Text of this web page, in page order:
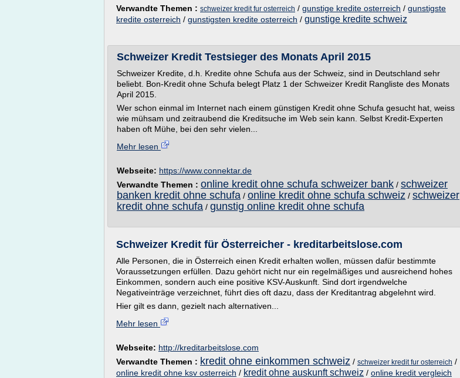
Verwandte Themen : schweizer kredit fur osterreich / gunstige kredite osterreich / gunstigste
kredite osterreich / gunstigsten kredite osterreich / gunstige kredite schweiz
Schweizer Kredit Testsieger des Monats April 2015
Schweizer Kredite, d.h. Kredite ohne Schufa aus der Schweiz, sind in Deutschland sehr
beliebt. Bon-Kredit ohne Schufa belegt Platz 1 der Schweizer Kredit Rangliste des Monats
April 2015.
Wer schon einmal im Internet nach einem günstigen Kredit ohne Schufa gesucht hat, weiss
wie mühsam und zeitraubend die Kreditsuche im Web sein kann. Selbst Kredit-Experten
haben oft Mühe, bei den sehr vielen...
Mehr lesen
Webseite: https://www.connektar.de
Verwandte Themen : online kredit ohne schufa schweizer bank / schweizer
banken kredit ohne schufa / online kredit ohne schufa schweiz / schweizer
kredit ohne schufa / gunstig online kredit ohne schufa
Schweizer Kredit für Österreicher - kreditarbeitslose.com
Alle Personen, die in Österreich einen Kredit erhalten wollen, müssen dafür bestimmte
Voraussetzungen erfüllen. Dazu gehört nicht nur ein regelmäßiges und ausreichend hohes
Einkommen, sondern auch eine positive KSV-Auskunft. Sind dort irgendwelche
Negativeinträge verzeichnet, führt dies oft dazu, dass der Kreditantrag abgelehnt wird.
Hier gilt es dann, gezielt nach alternativen...
Mehr lesen
Webseite: http://kreditarbeitslose.com
Verwandte Themen : kredit ohne einkommen schweiz / schweizer kredit fur osterreich /
online kredit ohne ksv osterreich / kredit ohne auskunft schweiz / online kredit vergleich